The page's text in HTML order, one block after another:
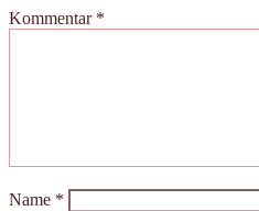
Kommentar *
Name *